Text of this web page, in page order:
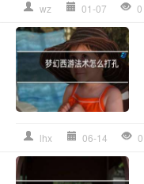
wz 01-07 0
lhx 06-14 0